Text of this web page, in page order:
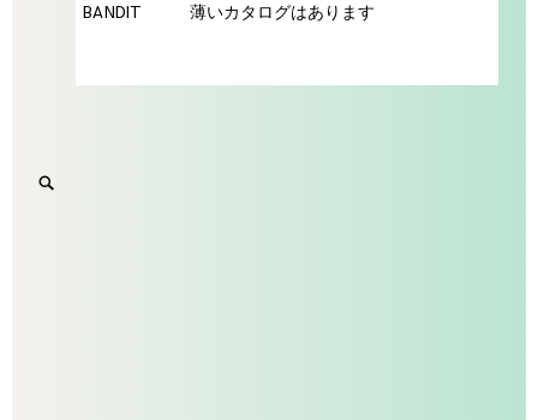
BANDIT 薄いカタログはあります
Search